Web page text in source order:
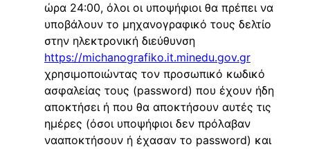
ώρα 24:00, όλοι οι υποψήφιοι θα πρέπει να
υποβάλουν το μηχανογραφικό τους δελτίο
στην ηλεκτρονική διεύθυνση
https://michanografiko.it.minedu.gov.gr
χρησιμοποιώντας τον προσωπικό κωδικό
ασφαλείας τους (password) που έχουν ήδη
αποκτήσει ή που θα αποκτήσουν αυτές τις
ημέρες (όσοι υποψήφιοι δεν πρόλαβαν
νααποκτήσουν ή έχασαν το password) και